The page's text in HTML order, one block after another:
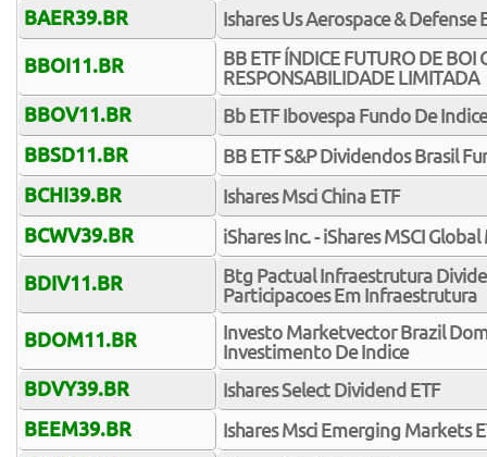
BAER39.BR
Ishares Us Aerospace & Defense
BBOI11.BR
BB ETF ÍNDICE FUTURO DE
RESPONSABILIDADE LIMITADA
BBOV11.BR
Bb ETF Ibovespa Fundo De Indice
BBSD11.BR
BB ETF S&P Dividendos Brasil
BCHI39.BR
Ishares Msci China ETF
BCWV39.BR
iShares Inc. - iShares MSCI
BDIV11.BR
Btg Pactual Infraestrutura
Participacoes Em Infraestrutura
BDOM11.BR
Investo Marketvector Brazil
Investimento De Indice
BDVY39.BR
Ishares Select Dividend ETF
BEEM39.BR
Ishares Msci Emerging Markets